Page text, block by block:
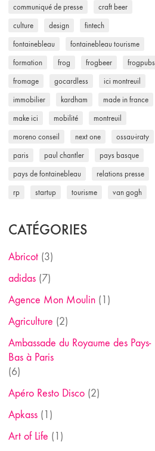
communiqué de presse craft beer
culture design fintech
fontainebleau fontainebleau tourisme
formation frog frogbeer frogpubs
fromage gocardless ici montreuil
immobilier kardham made in france
make ici mobilité montreuil
moreno conseil next one ossau-iraty
paris paul chantler pays basque
pays de fontainebleau relations presse
rp startup tourisme van gogh
CATÉGORIES
Abricot(3)
adidas(7)
Agence Mon Moulin(1)
Agriculture (2)
Ambassade du Royaume des Pays-
Bas à Paris
(6)
Apéro Resto Disco(2)
Apkass(1)
Art of Life (1)